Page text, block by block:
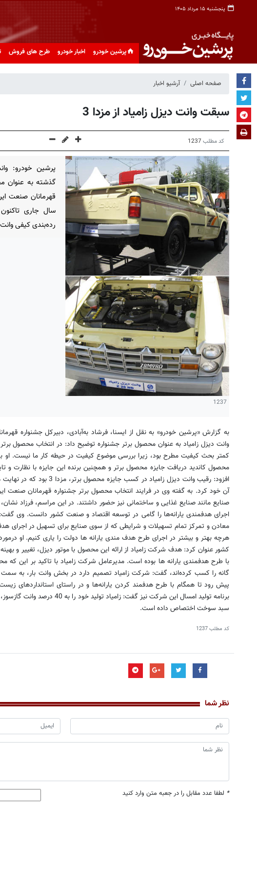
پنجشنبه ۱۵ مرداد ۱۴۰۵
پرشین خودرو اخبار خودرو طرح های فروش
صفحه اصلی آرشیو اخبار
سبقت وانت دیزل زامیاد از مزدا 3
کد مطلب 1237
1237
پرشین خودرو:
گذشته به عنوان
قهرمانان صنعت
سال جاری
رده‌بندی كیفی
به گزارش «پرشین خودرو» به نقل از ایسنا، فرشاد به‌آبادی، دبیركل جشنواره
وانت دیزل زامیاد به عنوان محصول برتر جشنواره توضیح داد: در انتخاب محصول
كمتر بحث كیفیت مطرح بود، زیرا بررسی موضوع كیفیت در حیطه كار ما نیست. او
محصول كاندید دریافت جایزه محصول برتر و همچنین برنده این جایزه با نظارت و
افزود: رقیب وانت دیزل زامیاد در
آن خود كرد. به گفته وی در فرایند انتخاب محصول برتر جشنواره قهرمانان صنعت
صنایع مانند صنایع غذایی و ساختمانی نیز حضور داشتند. در این مراسم، فرزاد
اجرای هدفمندی یارانه‌ها را گامی در توسعه اقتصاد و صنعت كشور دانست. وی گفت:
معادن و تمركز تمام تسهیلات و شرایطی كه از سوی صنایع برای تسهیل در اجرای
هرچه بهتر و بیشتر در اجرای طرح هدف مندی یارانه ها دولت را یاری كنیم. او
كشور عنوان كرد: هدف شركت زامیاد از ارائه این محصول با موتور دیزل، تغییر و
گانه را كسب كرده‌اند، گفت: شركت زامیاد تصمیم دارد در بخش وانت بار، به سمت
پیش رود تا همگام با طرح هدفمند كردن یارانه‌ها و در راستای استانداردهای
سبد سوخت اختصاص داده است.
کد مطلب1237
نظر شما
* لطفا عدد مقابل را در جعبه متن وارد کنید